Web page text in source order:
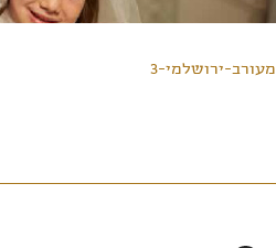
מעורב-ירושלמי-3